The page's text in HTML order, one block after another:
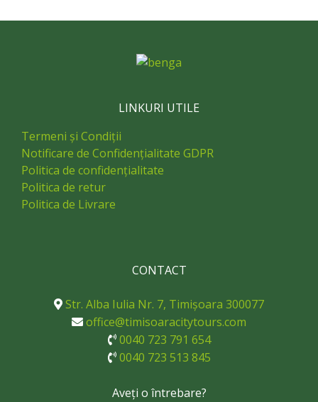
LINKURI UTILE
Termeni și Condiții
Notificare de Confidențialitate GDPR
Politica de confidențialitate
Politica de retur
Politica de Livrare
CONTACT
Str. Alba Iulia Nr. 7, Timișoara 300077
office@timisoaracitytours.com
0040 723 791 654
0040 723 513 845
Aveți o întrebare?